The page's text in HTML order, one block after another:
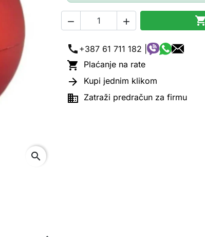
search
  
call +387 61 711 182 |
 Plaćanje na rate
 Kupi jednim klikom
 Zatraži predračun za firmu